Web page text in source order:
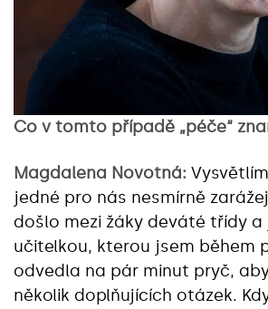
Co v tomto případě „péče“
Magdalena Novotná:
jedné pro nás nesmírně
došlo mezi žáky deváté třídy
učitelkou, kterou jsem během
odvedla na pár minut pryč,
několik doplňujících otázek.